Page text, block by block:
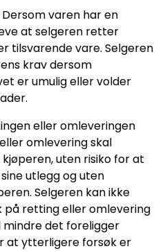
varen har en
at selgeren retter
tilsvarende vare. Selgeren
krav dersom
er umulig eller volder
eller omleveringen
omlevering skal
uten risiko for at
utlegg og uten
Selgeren kan ikke
retting eller omlevering
det foreligger
at ytterligere forsøk er